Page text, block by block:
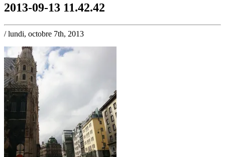
2013-09-13 11.42.42
/ lundi, octobre 7th, 2013